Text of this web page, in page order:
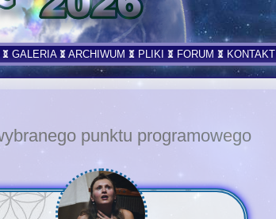
GALERIA ARCHIWUM PLIKI FORUM KONTAKT
punktu programowego